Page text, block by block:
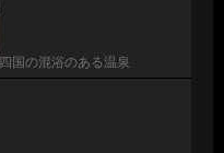
四国の混浴のある温泉